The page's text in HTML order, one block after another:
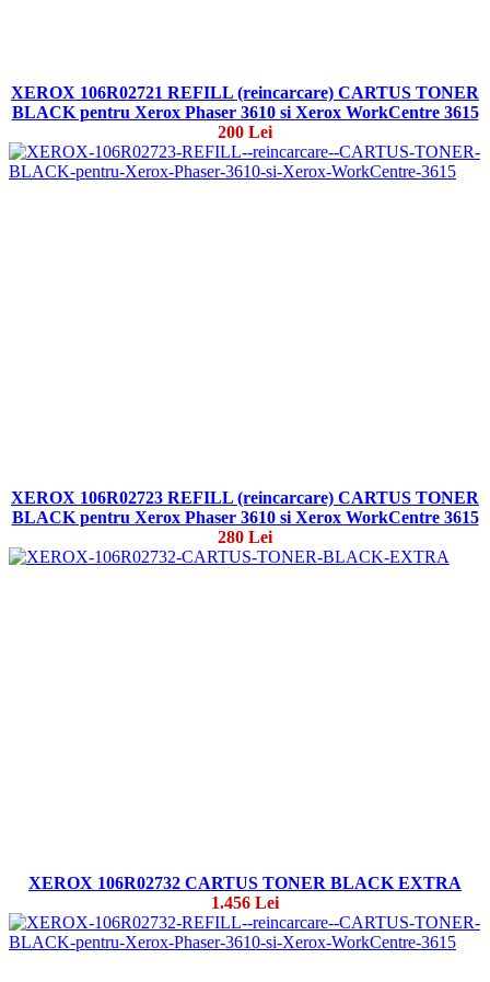
XEROX 106R02721 REFILL (reincarcare) CARTUS TONER
BLACK pentru Xerox Phaser 3610 si Xerox WorkCentre 3615
200 Lei
XEROX 106R02723 REFILL (reincarcare) CARTUS TONER
BLACK pentru Xerox Phaser 3610 si Xerox WorkCentre 3615
280 Lei
XEROX 106R02732 CARTUS TONER BLACK EXTRA
1.456 Lei